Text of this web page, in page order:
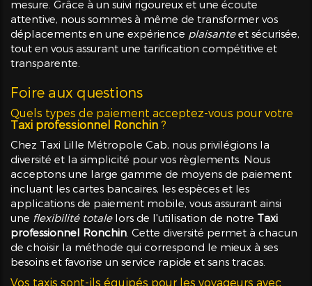
mesure. Grâce à un suivi rigoureux et une écoute
attentive, nous sommes à même de transformer vos
déplacements en une expérience plaisanteet sécurisée,
tout en vous assurant une tarification compétitive et
transparente.
Foire aux questions
Quels types de paiement acceptez-vous pour votre
Taxi professionnel Ronchin ?
Chez Taxi Lille Métropole Cab, nous privilégions la
diversité et la simplicité pour vos règlements. Nous
acceptons une large gamme de moyens de paiement
incluant les cartes bancaires, les espèces et les
applications de paiement mobile, vous assurant ainsi
une flexibilité totalelors de l'utilisation de notre Taxi
professionnel Ronchin . Cette diversité permet à chacun
de choisir la méthode qui correspond le mieux à ses
besoins et favorise un service rapide et sans tracas.
Vos taxis sont-ils équipés pour les voyageurs avec